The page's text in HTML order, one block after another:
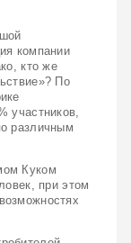
компании
кто же
По
участников,
различным
Куком
при этом